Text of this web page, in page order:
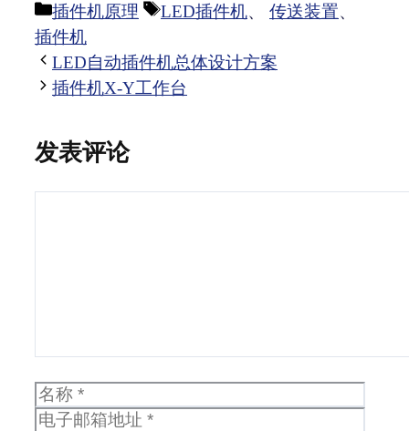
分
类
插件机原理
标
LED插件机、 传送装置、
插件机
LED自动插件机总体设计方案
插件机X-Y工作台
发表评论
名
称